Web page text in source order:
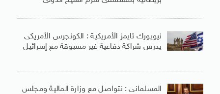
نيويورك تايمز الأمريكية : الكونجرس الأمريكى
يدرس شراكة دفاعية غير مسبوقة مع إسرائيل
المسلمانى : نتواصل مع وزارة المالية ومجلس